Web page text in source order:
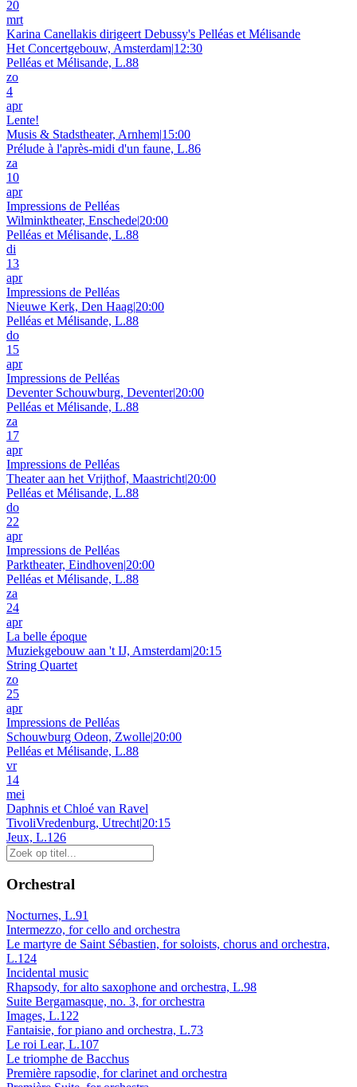
20
mrt
Karina Canellakis dirigeert Debussy's Pelléas et Mélisande
Het Concertgebouw, Amsterdam|12:30
Pelléas et Mélisande, L.88
zo
4
apr
Lente!
Musis & Stadstheater, Arnhem|15:00
Prélude à l'après-midi d'un faune, L.86
za
10
apr
Impressions de Pelléas
Wilminktheater, Enschede|20:00
Pelléas et Mélisande, L.88
di
13
apr
Impressions de Pelléas
Nieuwe Kerk, Den Haag|20:00
Pelléas et Mélisande, L.88
do
15
apr
Impressions de Pelléas
Deventer Schouwburg, Deventer|20:00
Pelléas et Mélisande, L.88
za
17
apr
Impressions de Pelléas
Theater aan het Vrijthof, Maastricht|20:00
Pelléas et Mélisande, L.88
do
22
apr
Impressions de Pelléas
Parktheater, Eindhoven|20:00
Pelléas et Mélisande, L.88
za
24
apr
La belle époque
Muziekgebouw aan 't IJ, Amsterdam|20:15
String Quartet
zo
25
apr
Impressions de Pelléas
Schouwburg Odeon, Zwolle|20:00
Pelléas et Mélisande, L.88
vr
14
mei
Daphnis et Chloé van Ravel
TivoliVredenburg, Utrecht|20:15
Jeux, L.126
Orchestral
Nocturnes, L.91
Intermezzo, for cello and orchestra
Le martyre de Saint Sébastien, for soloists, chorus and orchestra,
L.124
Incidental music
Rhapsody, for alto saxophone and orchestra, L.98
Suite Bergamasque, no. 3, for orchestra
Images, L.122
Fantaisie, for piano and orchestra, L.73
Le roi Lear, L.107
Le triomphe de Bacchus
Première rapsodie, for clarinet and orchestra